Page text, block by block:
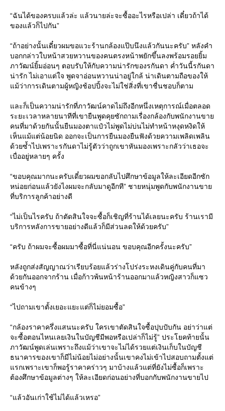
“ฉันได้ของครบแล้วล่ะ แล้วนายล่ะจะซื้ออะไรหรือเปล่า เดี๋ยวถ้าได้
ของแล้วก็ไปกัน”
“ถ้าอย่างนั้นเดี๋ยวผมขอแวะร้านกล้องแป๊บนึงแล้วกันนะครับ” หลังคำ
บอกกล่าวใบหน้าสวยหวานของคนตรงหน้าพยักขึ้นลงพร้อมรอยยิ้ม
ภาวัฒน์ยิ้มอ่อนๆ ตอบรับให้กับความน่ารักของรกันดา ค่ำวันนี้รกันดา
น่ารัก ไม่เอาแต่ใจ พูดจาอ่อนหวานน่าอยู่ใกล้ น่าเดินตามถือของให้
แม้ว่าการเดินตามผู้หญิงช้อปปิ้งจะไม่ใช่สิ่งที่เขาชื่นชอบก็ตาม
และก็เป็นความน่ารักที่ภาวัฒน์คาดไม่ถึงอีกหนึ่งเหตุการณ์เมื่อตลอด
ระยะเวลาหลายนาทีที่เขายืนพูดคุยซักถามเรื่องกล้องกับพนักงานขาย
คนที่มาด้วยกันนั้นยืนมองตาแป๋วไม่พูดไม่บ่นไม่ทำหน้าหงุดหงิดให้
เห็นแม้แต่น้อยนิด ออกจะเป็นการยืนมองยืนฟังด้วยความเพลิดเพลิน
ด้วยซ้ำไปเพราะรกันดาไม่รู้ตัวว่าถูกเขาหันมองเพราะกลัวว่าเธอจะ
เบื่ออยู่หลายๆ ครั้ง
“ขอบคุณมากนะครับเดี๋ยวผมขอกลับไปศึกษาข้อมูลให้ละเอียดอีกซัก
หน่อยก่อนแล้วยังไงผมจะกลับมาดูอีกที” ชายหนุ่มพูดกับพนักงานขาย
ที่บริการลูกค้าอย่างดี
“ไม่เป็นไรครับ ถ้าตัดสินใจจะซื้อก็เชิญที่ร้านได้เลยนะครับ ร้านเรามี
บริการหลังการขายอย่างดีแล้วก็มีส่วนลดให้ด้วยครับ”
“ครับ ถ้าผมจะซื้อผมมาซื้อที่นี่แน่นอน ขอบคุณอีกครั้งนะครับ”
หลังถูกส่งสัญญาณว่าเรียบร้อยแล้วร่างโปร่งระหงเดินคู่กับคนที่มา
ด้วยกันออกจากร้าน เมื่อก้าวพ้นหน้าร้านออกมาแล้วหญิงสาวก็แซว
คนข้างๆ
“ไปถามเขาตั้งเยอะแยะแต่ก็ไม่ยอมซื้อ”
“กล้องราคาครึ่งแสนนะครับ ใครเขาตัดสินใจซื้อปุบปับกัน อย่าว่าแต่
จะซื้อตอนไหนเลยเงินในบัญชีมีพอหรือเปล่าก็ไม่รู้” ประโยคท้ายนั้น
ภาวัฒน์พูดเล่นเพราะถึงแม้ว่าเขาจะไม่ได้รวยแต่เงินเก็บในบัญชี
ธนาคารของเขาก็มีไม่น้อยไม่อย่างนั้นเขาคงไม่เข้าไปสอบถามตั้งแต่
แรกเพราะเขาก็พอรู้ราคาคร่าวๆ มาบ้างแล้วแต่ที่ยังไม่ซื้อก็เพราะ
ต้องศึกษาข้อมูลต่างๆ ให้ละเอียดก่อนอย่างที่บอกกับพนักงานขายไป
“แล้วอันเก่าใช้ไม่ได้แล้วเหรอ”